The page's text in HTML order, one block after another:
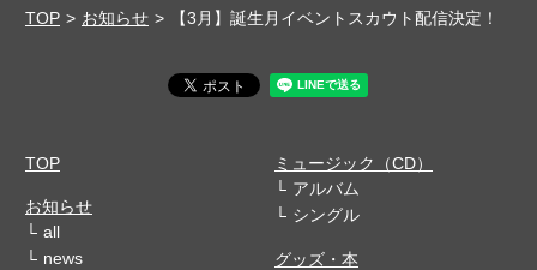
TOP お知らせ 【3月】誕生月イベントスカウト配信決定！
TOP
お知らせ
all
news
ミュージック（CD）
アルバム
シングル
グッズ・本